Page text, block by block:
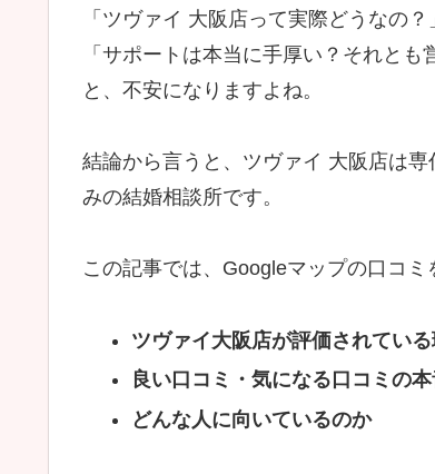
「ツヴァイ 大阪店って実際どうなの？
「サポートは本当に手厚い？それとも
と、不安になりますよね。
結論から言うと、ツヴァイ 大阪店は
みの結婚相談所です。
この記事では、Googleマップの口コミ
ツヴァイ大阪店が評価されてい
良い口コミ・気になる口コミの
どんな人に向いているのか